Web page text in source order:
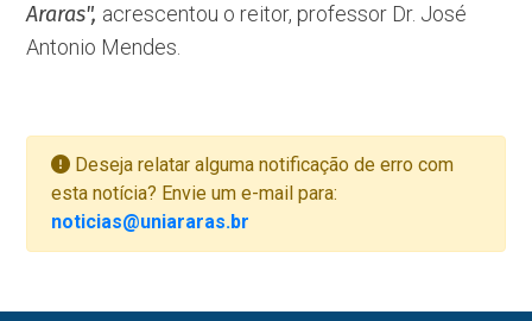
Araras", acrescentou o reitor, professor Dr. José
Antonio Mendes.
Deseja relatar alguma notificação de erro com
esta notícia? Envie um e-mail para:
noticias@uniararas.br